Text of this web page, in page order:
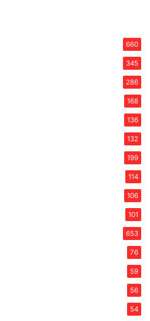
660
345
286
168
136
132
199
114
106
101
653
76
59
56
54